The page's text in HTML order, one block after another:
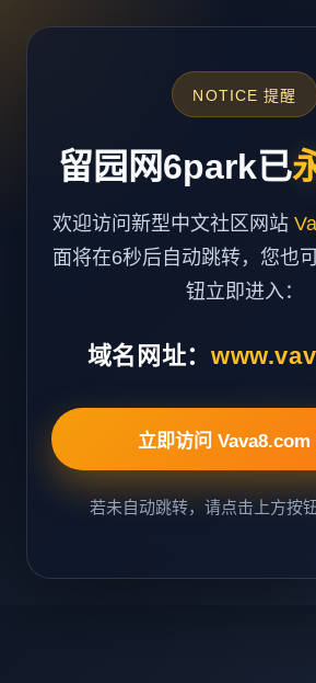
NOTICE 提醒
留园网6park已
欢迎访问新型中文社区网站
面将在6秒后自动跳转，您也
钮立即进入：
域名网址：
立即访问 Vava8.com
若未自动跳转，请点击上方按